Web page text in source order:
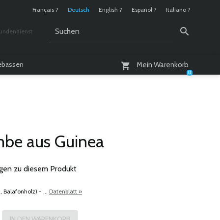
Français ? Deutsch English ? Español ? Italiano ?
Mein Warenkorb
0
aus Guinea
zu diesem Produkt
Balafonholz) - ... Datenblatt »